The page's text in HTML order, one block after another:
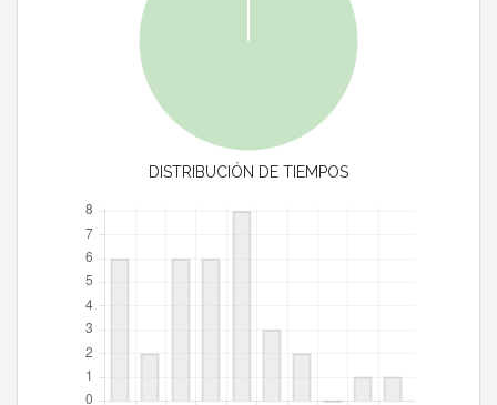
DISTRIBUCIÓN DE TIEMPOS